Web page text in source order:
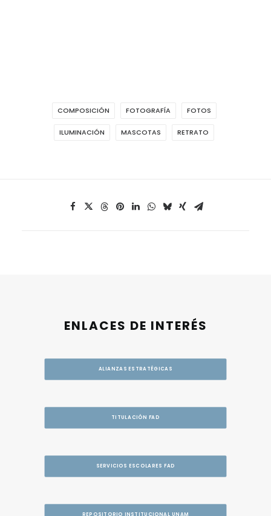
COMPOSICIÓN FOTOGRAFÍA FOTOS
ILUMINACIÓN MASCOTAS RETRATO
ENLACES DE INTERÉS
ALIANZAS ESTRATÉGICAS
TITULACIÓN FAD
SERVICIOS ESCOLARES FAD